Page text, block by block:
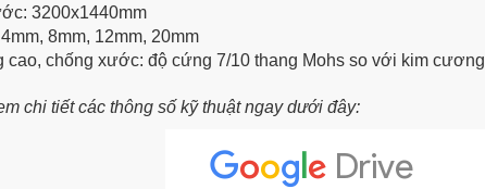
3200x1440mm
8mm, 12mm, 20mm
cao, chống xước: độ cứng 7/10 thang Mohs so với kim cương
chi tiết các thông số kỹ thuật ngay dưới đây: